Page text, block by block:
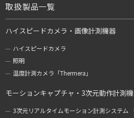
取扱製品一覧
ハイスピードカメラ・画像計測機器
ハイスピードカメラ
照明
温度計測カメラ「Thermera」
モーションキャプチャ・3次元動作計測
3次元リアルタイムモーション計測システム 「